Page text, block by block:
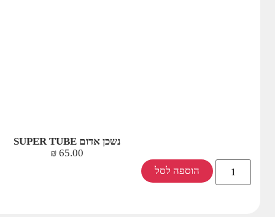
נשכן אדום SUPER TUBE
65.00
₪
הוספה לסל